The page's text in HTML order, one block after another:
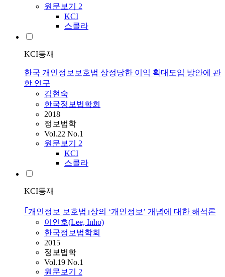
원문보기 2
KCI
스콜라
KCI등재
한국 개인정보보호법 상정당한 이익 확대도입 방안에 관
한 연구
김현숙
한국정보법학회
2018
정보법학
Vol.22 No.1
원문보기 2
KCI
스콜라
KCI등재
｢개인정보 보호법｣상의 ‘개인정보’ 개념에 대한 해석론
이인호(Lee, Inho)
한국정보법학회
2015
정보법학
Vol.19 No.1
원문보기 2